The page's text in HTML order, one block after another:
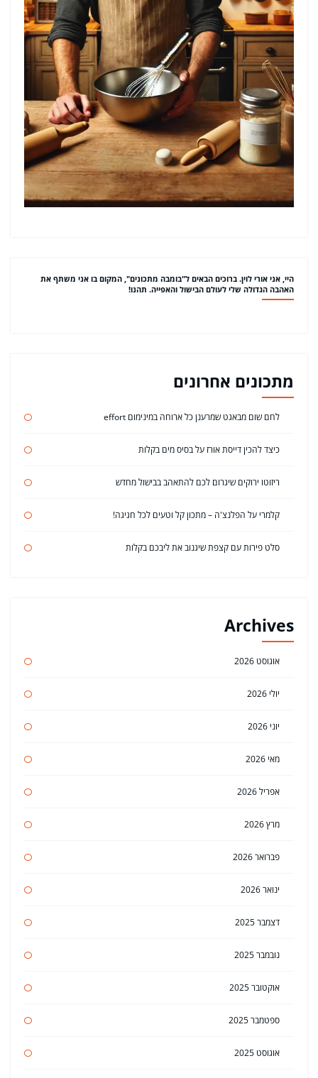
היי, אני אורי לוין. ברוכים הבאים ל"בומבה מתכונים", המקום בו אני משתף את
האהבה הגדולה שלי לעולם הבישול והאפייה. תהנו!
מתכונים אחרונים
לחם שום מבאגט שמרענן כל ארוחה במינימום effort
כיצד להכין דייסת אורז על בסיס מים בקלות
ריזוטו ירוקים שיגרום לכם להתאהב בבישול מחדש
קלמרי על הפלנצ'ה – מתכון קל וטעים לכל חגיגה!
סלט פירות עם קצפת שיגנוב את ליבכם בקלות
Archives
אוגוסט 2026
יולי 2026
יוני 2026
מאי 2026
אפריל 2026
מרץ 2026
פברואר 2026
ינואר 2026
דצמבר 2025
נובמבר 2025
אוקטובר 2025
ספטמבר 2025
אוגוסט 2025